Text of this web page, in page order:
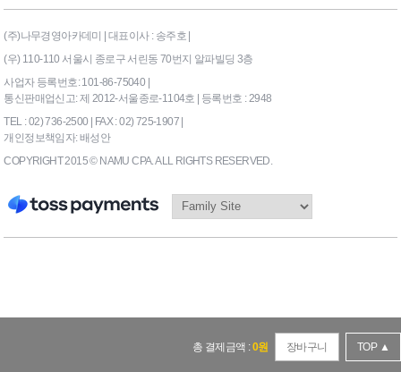
총 결제금액 :0원 장바구니 TOP ▲
(주)나무경영아카데미 | 대표이사 : 송주호 |
(우) 110-110 서울시 종로구 서린동 70번지 알파빌딩 3층
사업자 등록번호: 101-86-75040 |
통신판매업신고: 제 2012-서울종로-1104호 | 등록번호 : 2948
TEL : 02) 736-2500 | FAX : 02) 725-1907 |
개인정보책임자: 배성안
COPYRIGHT 2015 © NAMU CPA. ALL RIGHTS RESERVED.169|End Timer : 7.617188E-